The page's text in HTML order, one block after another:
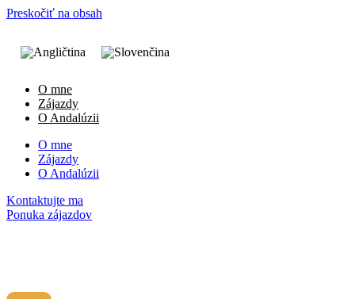
Preskočiť na obsah
O mne
Zájazdy
O Andalúzii
O mne
Zájazdy
O Andalúzii
Kontaktujte ma
Ponuka zájazdov